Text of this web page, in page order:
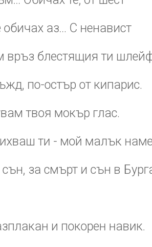
обичах аз... С ненавист
връз блестящия ти
по-остър от кипарис.
твоя мокър глас.
ти - мой малък
за смърт и сън в
и покорен навик.